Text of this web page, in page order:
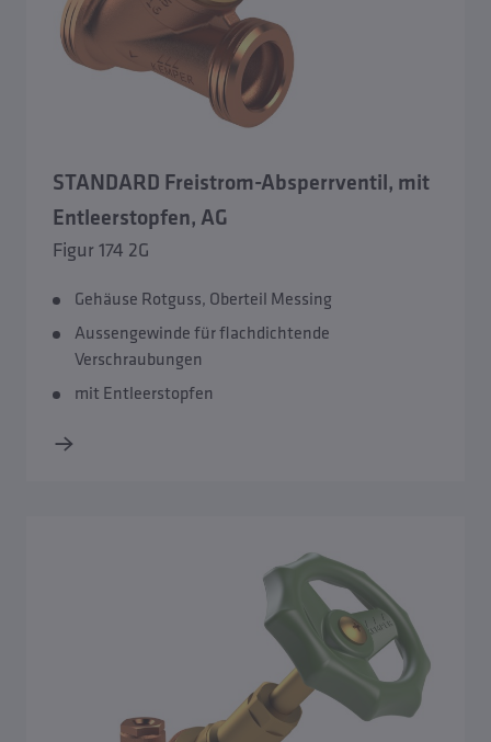
VAV Vollstrom-Absperrventile aus Rotguss
NIRO Freistrom-Absperrventile aus Edelstahl
STANDARD Freistrom-Absperrventil, mit
Entleerstopfen, AG
Figur 174 2G
Gehäuse Rotguss, Oberteil Messing
Aussengewinde für flachdichtende
Verschraubungen
mit Entleerstopfen